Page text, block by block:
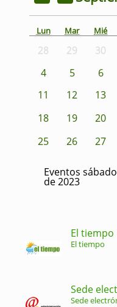
Lun Mar Mié
28 29 30
4
5 6
11
12 13
18
19 20
25
26 27
Eventos
de 2023
El tiempo
El tiempo
Sede
Sede